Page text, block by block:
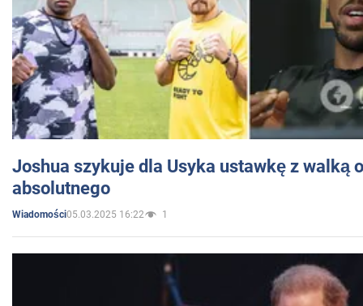
Joshua szykuje dla Usyka ustawkę z walką
absolutnego
Wiadomości05.03.2025 16:22 1